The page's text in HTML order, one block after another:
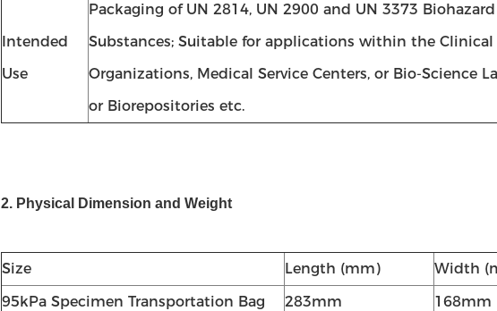
Intended
Use
Packaging of UN 2814, UN 2900 and UN 3373 Biohazard
Substances; Suitable for applications within the Clinical
Organizations, Medical Service Centers, or Bio-Science
or Biorepositories etc.
2. Physical Dimension and Weight
Size Length (mm)
Width
95kPa Specimen Transportation Bag
283mm
168mm